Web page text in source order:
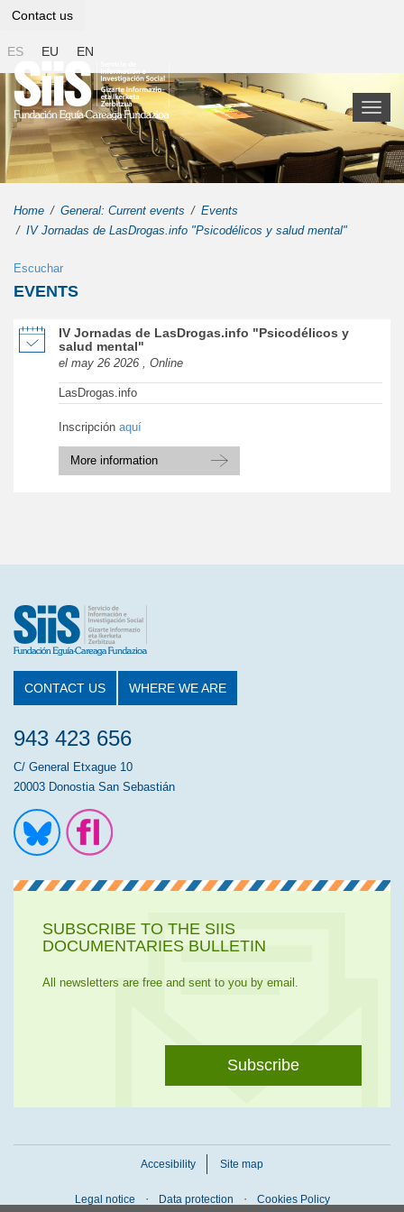
Contact us
ES EU EN
Toggle
Home General: Current events
Events
IV Jornadas de LasDrogas.info "Psicodélicos y salud mental"
Escuchar
EVENTS
IV Jornadas de LasDrogas.info "Psicodélicos y
salud mental"
el may 26 2026 , Online
LasDrogas.info
Inscripción aquí
More information
of IV Jornadas de LasDrogas.info "Psicodélicos y salud mental" in
CONTACT US WHERE WE ARE
943 423 656
C/ General Etxague 10
20003 Donostia San Sebastián
SUBSCRIBE TO THE SIIS
DOCUMENTARIES BULLETIN
All newsletters are free and sent to you by email.
Subscribe
Accesibility Site map
Legal notice Data protection Cookies Policy